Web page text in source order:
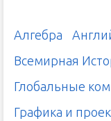
Алгебра
Всемирная
Глобальные
Графика и